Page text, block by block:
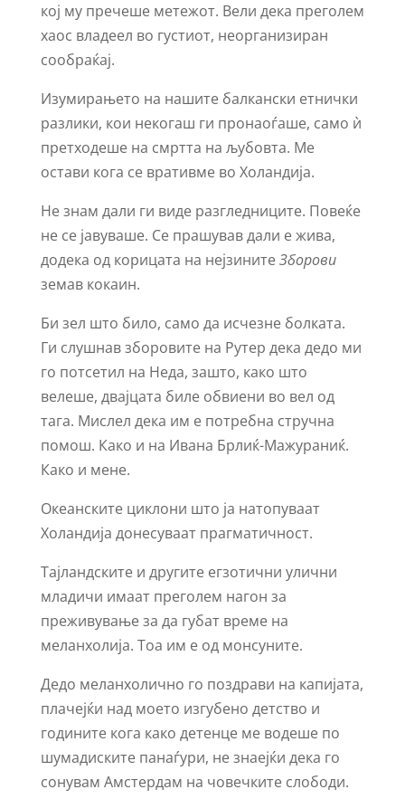
кој му пречеше метежот. Вели дека преголем
хаос владеел во густиот, неорганизиран
сообраќај.
Изумирањето на нашите балкански етнички
разлики, кои некогаш ги пронаоѓаше, само ѝ
претходеше на смртта на љубовта. Ме
остави кога се вративме во Холандија.
Не знам дали ги виде разгледниците. Повеќе
не се јавуваше. Се прашував дали е жива,
додека од корицата на нејзинитеЗборови
земав кокаин.
Би зел што било, само да исчезне болката.
Ги слушнав зборовите на Рутер дека дедо ми
го потсетил на Неда, зашто, како што
велеше, двајцата биле обвиени во вел од
тага. Мислел дека им е потребна стручна
помош. Како и на Ивана Брлиќ-Мажураниќ.
Како и мене.
Океанските циклони што ја натопуваат
Холандија донесуваат прагматичност.
Тајландските и другите егзотични улични
младичи имаат преголем нагон за
преживување за да губат време на
меланхолија. Тоа им е од монсуните.
Дедо меланхолично го поздрави на капијата,
плачејќи над моето изгубено детство и
годините кога како детенце ме водеше по
шумадиските панаѓури, не знаејќи дека го
сонувам Амстердам на човечките слободи.